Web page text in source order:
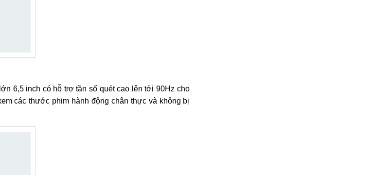
6,5 inch có hỗ trợ tần số quét cao lên tới 90Hz cho
các thước phim hành động chân thực và không bị